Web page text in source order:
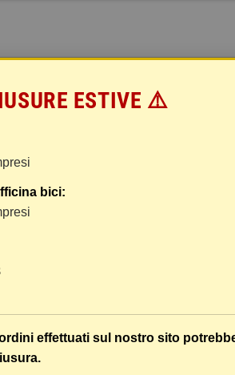
e vengono spediti tramite BRT
online.
spese postali. I costi di gestione
articoli in un unico ordine. Non
per ognuno di essi. Il vostro pacco
protetti.
ESTIVE ⚠️
bici:
effettuati sul nostro sito